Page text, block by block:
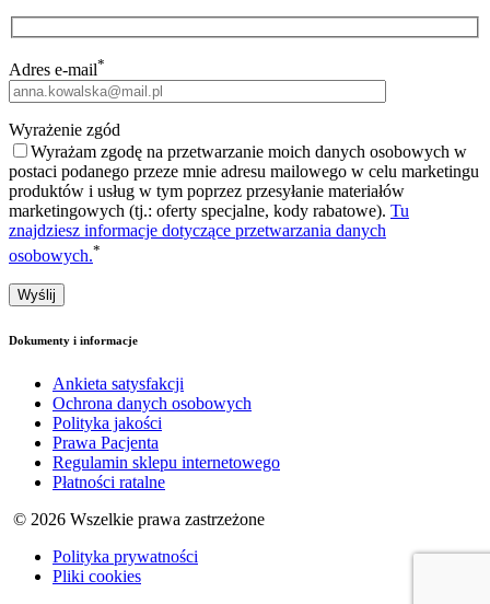
Adres e-mail*
Wyrażenie zgód
Wyrażam zgodę na przetwarzanie moich danych osobowych w
postaci podanego przeze mnie adresu mailowego w celu marketingu
produktów i usług w tym poprzez przesyłanie materiałów
marketingowych (tj.: oferty specjalne, kody rabatowe). Tu
znajdziesz informacje dotyczące przetwarzania danych
osobowych.*
Dokumenty i informacje
Ankieta satysfakcji
Ochrona danych osobowych
Polityka jakości
Prawa Pacjenta
Regulamin sklepu internetowego
Płatności ratalne
© 2026 Wszelkie prawa zastrzeżone
Polityka prywatności
Pliki cookies